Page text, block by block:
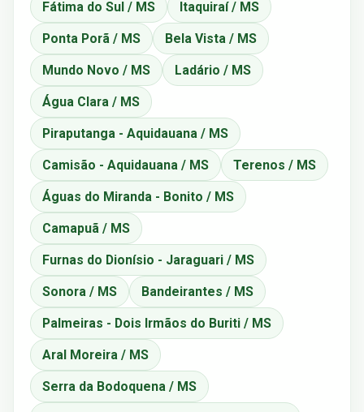
Fátima do Sul / MS Itaquiraí / MS
Ponta Porã / MS Bela Vista / MS
Mundo Novo / MS Ladário / MS
Água Clara / MS
Piraputanga - Aquidauana / MS
Camisão - Aquidauana / MS Terenos / MS
Águas do Miranda - Bonito / MS
Camapuã / MS
Furnas do Dionísio - Jaraguari / MS
Sonora / MS Bandeirantes / MS
Palmeiras - Dois Irmãos do Buriti / MS
Aral Moreira / MS
Serra da Bodoquena / MS